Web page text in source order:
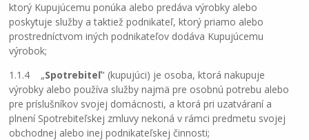
ktorý Kupujúcemu ponúka alebo predáva výrobky alebo
poskytuje služby a taktiež podnikateľ, ktorý priamo alebo
prostredníctvom iných podnikateľov dodáva Kupujúcemu
výrobok;
1.1.4 „Spotrebiteľ" (kupujúci) je osoba, ktorá nakupuje
výrobky alebo používa služby najmä pre osobnú potrebu alebo
pre príslušníkov svojej domácnosti, a ktorá pri uzatváraní a
plnení Spotrebiteľskej zmluvy nekoná v rámci predmetu svojej
obchodnej alebo inej podnikateľskej činnosti;